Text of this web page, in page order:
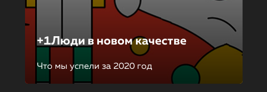
+1Люди в новом качестве
Что мы успели за 2020 год